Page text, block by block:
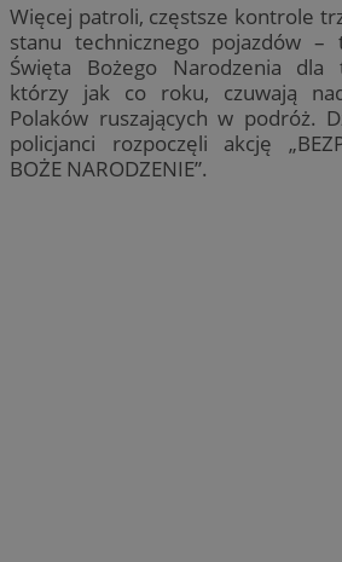
Więcej patroli, częstsze kontrole
stanu technicznego pojazdów –
Święta Bożego Narodzenia dla
którzy jak co roku, czuwają
Polaków ruszających w podróż.
policjanci rozpoczęli akcję
BOŻE NARODZENIE”.